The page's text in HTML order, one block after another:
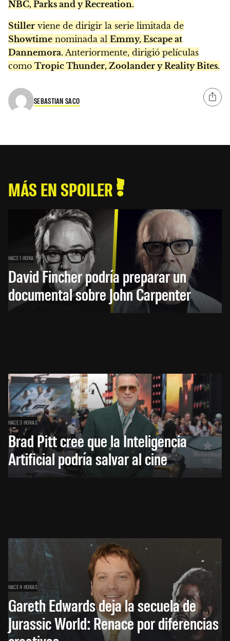
NBC, Parks and y Recreation.
Stiller viene de dirigir la serie limitada de
Showtime nominada al Emmy, Escape at
Dannemora. Anteriormente, dirigió películas
como Tropic Thunder, Zoolander y Reality Bites.
SEBASTIAN SACO
MÁS EN SPOILER
HACE 1 HORA
David Fincher podría preparar un
documental sobre John Carpenter
HACE 3 HORAS
Brad Pitt cree que la Inteligencia
Artificial podría salvar al cine
HACE 4 HORAS
Gareth Edwards deja la secuela de
Jurassic World: Renace por diferencias